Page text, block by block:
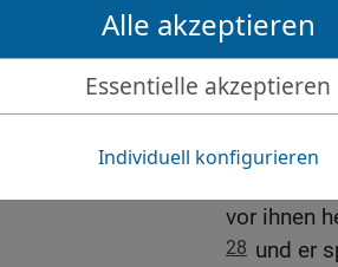
auf, und
26 Ehud
ging an
27
Und als
Ephraim.
vor ihnen
28 und er